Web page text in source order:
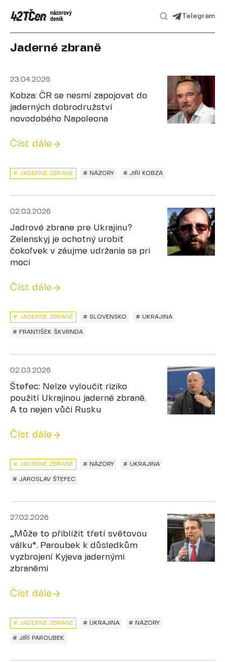
Telegram
Jaderné zbraně
23.04.2026
Kobza: ČR se nesmí zapojovat do
jaderných dobrodružství
novodobého Napoleona
Číst dále
# NÁZORY
# JADERNÉ ZBRANĚ # JIŘÍ KOBZA
02.03.2026
Jadrové zbrane pre Ukrajinu?
Zelenskyj je ochotný urobiť
čokoľvek v záujme udržania sa pri
moci
Číst dále
# SLOVENSKO # UKRAJINA
# JADERNÉ ZBRANĚ
# FRANTIŠEK ŠKVRNDA
02.03.2026
Štefec: Nelze vyloučit riziko
použití Ukrajinou jaderné zbraně.
A to nejen vůči Rusku
Číst dále
# NÁZORY
# JADERNÉ ZBRANĚ # UKRAJINA
# JAROSLAV ŠTEFEC
27.02.2026
„Může to přiblížit třetí světovou
válku“. Paroubek k důsledkům
vyzbrojení Kyjeva jadernými
zbraněmi
Číst dále
# UKRAJINA
# JADERNÉ ZBRANĚ # NÁZORY
# JIŘÍ PAROUBEK